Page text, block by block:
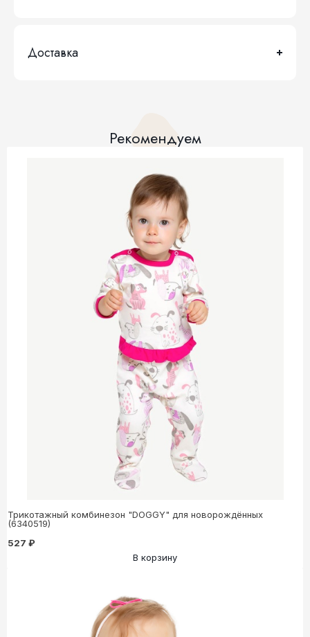
Доставка
Рекомендуем
Трикотажный комбинезон "DOGGY" для новорождённых
(6340519)
527 ₽
В корзину